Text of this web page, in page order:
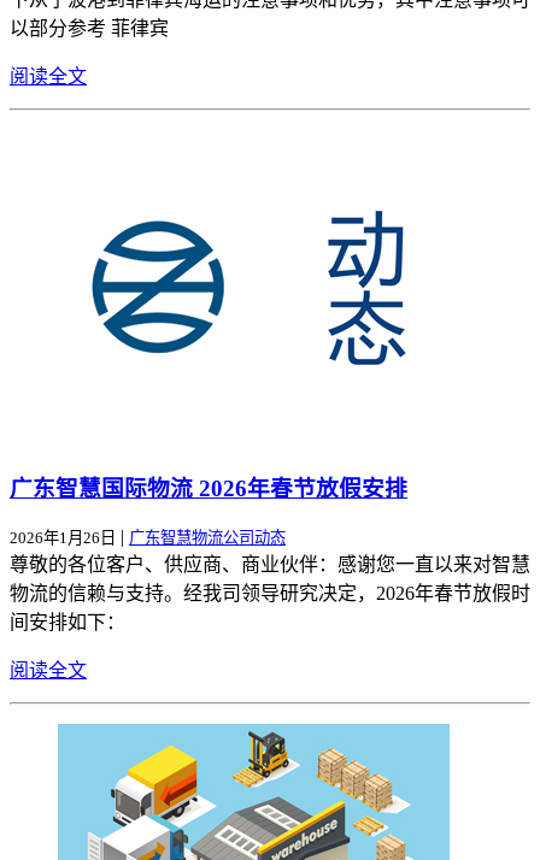
以部分参考 菲律宾
阅读全文
广东智慧国际物流 2026年春节放假安排
2026年1月26日 | 广东智慧物流公司动态
尊敬的各位客户、供应商、商业伙伴：感谢您一直以来对智慧
物流的信赖与支持。经我司领导研究决定，2026年春节放假时
间安排如下：
阅读全文